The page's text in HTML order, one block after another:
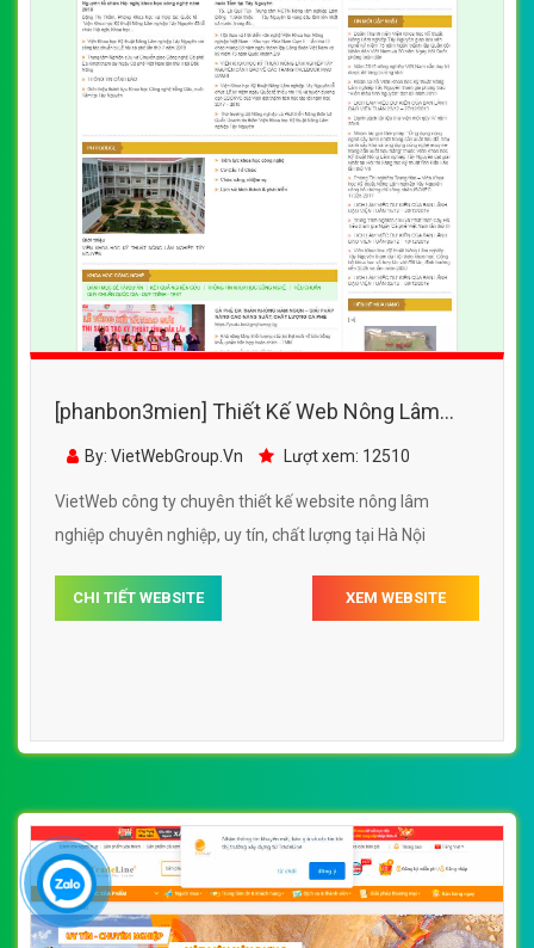
[phanbon3mien] Thiết Kế Web Nông Lâm
Nghiệp Quốc Cường Eakmat đẹp SEO tốt
By: VietWebGroup.Vn Lượt xem: 12510
VietWeb công ty chuyên thiết kế website nông lâm
nghiệp chuyên nghiệp, uy tín, chất lượng tại Hà Nội
CHI TIẾT WEBSITE XEM WEBSITE